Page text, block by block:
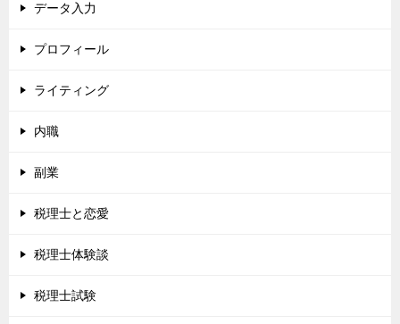
データ入力
プロフィール
ライティング
内職
副業
税理士と恋愛
税理士体験談
税理士試験